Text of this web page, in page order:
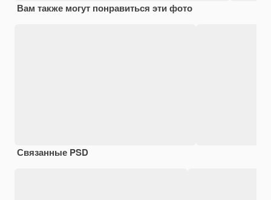
Вам также могут понравиться эти фото
Связанные PSD